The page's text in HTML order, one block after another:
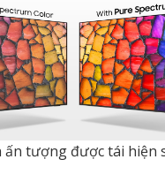
tượng được tái hiện